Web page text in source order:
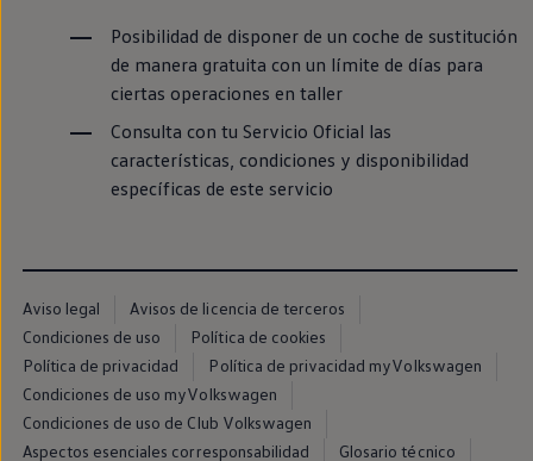
Scirocco
Sharan
Golf
Passat
Tiguan
Touareg
Touran
Posibilidad de disponer de un coche de sustitución
de manera gratuita con un límite de días para
ciertas operaciones en taller
Consulta con tu Servicio Oficial las
características, condiciones y disponibilidad
específicas de este servicio
Aviso legal
Avisos de licencia de terceros
Condiciones de uso
Política de cookies
Política de privacidad
Política de privacidad myVolkswagen
Condiciones de uso myVolkswagen
Condiciones de uso de Club Volkswagen
Aspectos esenciales corresponsabilidad
Glosario técnico